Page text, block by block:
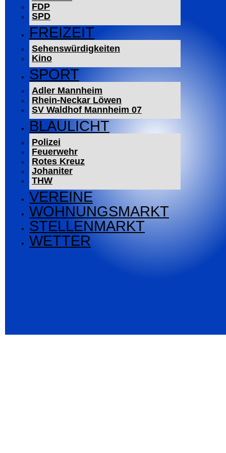
FDP
SPD
FREIZEIT
Sehenswürdigkeiten
Kino
SPORT
Adler Mannheim
Rhein-Neckar Löwen
SV Waldhof Mannheim 07
BLAULICHT
Polizei
Feuerwehr
Rotes Kreuz
Johaniter
THW
VEREINE
WOHNUNGSMARKT
STELLENMARKT
WETTER